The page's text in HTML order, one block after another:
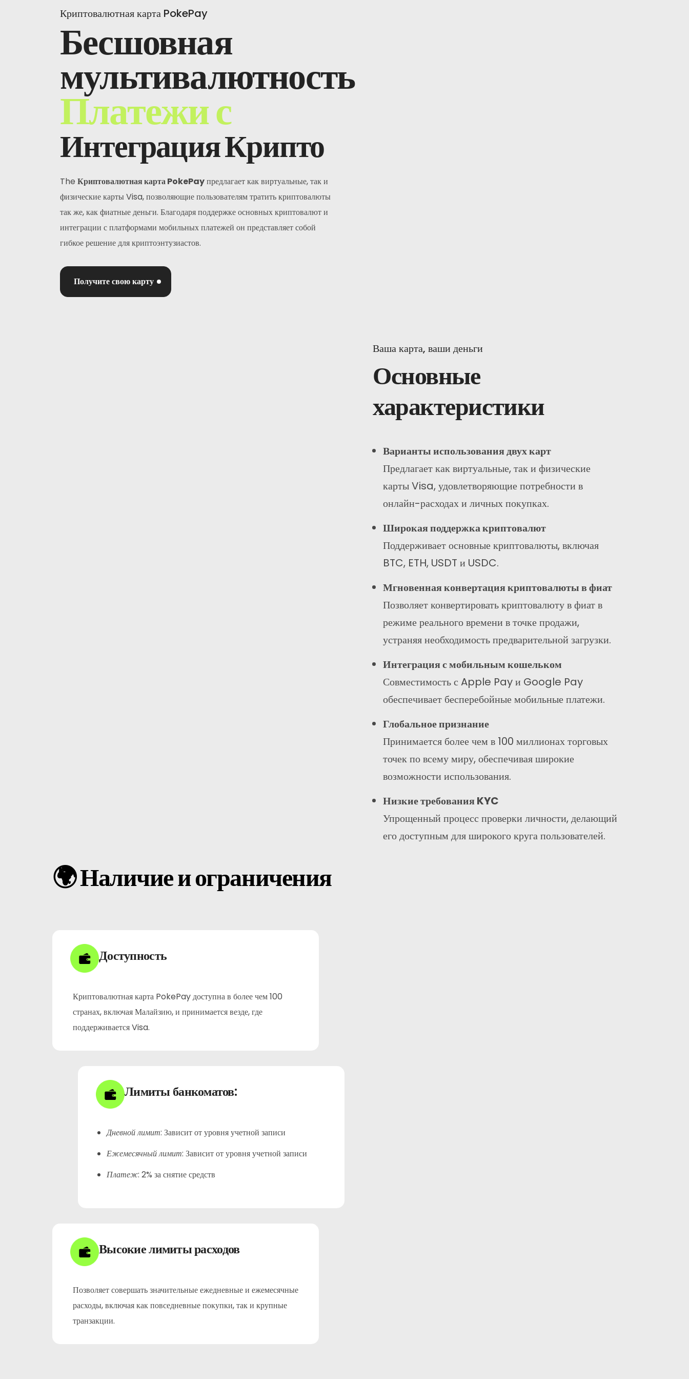
+6011 5888 4061
Электронная почта:
Подписаться
Наш опыт и страсть к веб-дизайну отличают нас от других
агентств.
Криптовалютная карта PokePay
Бесшовная
мультивалютность
Платежи с
Интеграция Крипто
The Криптовалютная карта PokePayпредлагает как виртуальные, так и
физические карты Visa, позволяющие пользователям тратить криптовалюты
так же, как фиатные деньги. Благодаря поддержке основных криптовалют и
интеграции с платформами мобильных платежей он представляет собой
гибкое решение для криптоэнтузиастов.
Получите свою карту
Ваша карта, ваши деньги
Основные
характеристики
Варианты использования двух карт
Предлагает как виртуальные, так и физические
карты Visa, удовлетворяющие потребности в
онлайн-расходах и личных покупках.
Широкая поддержка криптовалют
Поддерживает основные криптовалюты, включая
BTC, ETH, USDT и USDC.
Мгновенная конвертация криптовалюты в фиат
Позволяет конвертировать криптовалюту в фиат в
режиме реального времени в точке продажи,
устраняя необходимость предварительной загрузки.
Интеграция с мобильным кошельком
Совместимость с Apple Pay и Google Pay
обеспечивает бесперебойные мобильные платежи.
Глобальное признание
Принимается более чем в 100 миллионах торговых
точек по всему миру, обеспечивая широкие
возможности использования.
Низкие требования KYC
Упрощенный процесс проверки личности, делающий
его доступным для широкого круга пользователей.
🌍 Наличие и ограничения
Доступность
Криптовалютная карта PokePay доступна в более чем 100
странах, включая Малайзию, и принимается везде, где
поддерживается Visa.
Лимиты банкоматов:
Дневной лимит: Зависит от уровня учетной записи
Ежемесячный лимит: Зависит от уровня учетной записи
Платеж: 2% за снятие средств
Высокие лимиты расходов
Позволяет совершать значительные ежедневные и ежемесячные
расходы, включая как повседневные покупки, так и крупные
транзакции.